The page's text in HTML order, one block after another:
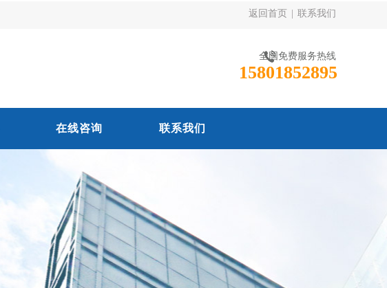
返回首页 联系我们
全国免费服务热线
15801852895
在线咨询 联系我们